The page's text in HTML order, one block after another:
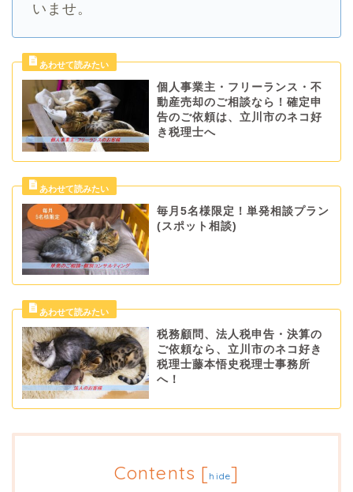
いませ。
個人事業主・フリーランス・不
動産売却のご相談なら！確定申
告のご依頼は、立川市のネコ好
き税理士へ
毎月5名様限定！単発相談プラン
(スポット相談)
税務顧問、法人税申告・決算の
ご依頼なら、立川市のネコ好き
税理士藤本悟史税理士事務所
へ！
Contents [hide]